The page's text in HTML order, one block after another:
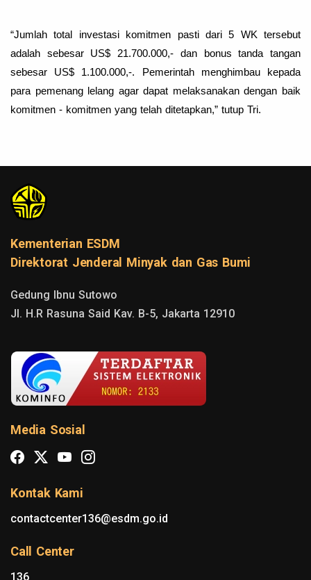
“Jumlah total investasi komitmen pasti dari 5 WK tersebut
adalah sebesar US$ 21.700.000,- dan bonus tanda tangan
sebesar US$ 1.100.000,-. Pemerintah menghimbau kepada
para pemenang lelang agar dapat melaksanakan dengan baik
komitmen - komitmen yang telah ditetapkan,” tutup Tri.
Kementerian ESDM
Direktorat Jenderal Minyak dan Gas Bumi
Gedung Ibnu Sutowo
Jl. H.R Rasuna Said Kav. B-5, Jakarta 12910
Media Sosial
Kontak Kami
contactcenter136@esdm.go.id
Call Center
136